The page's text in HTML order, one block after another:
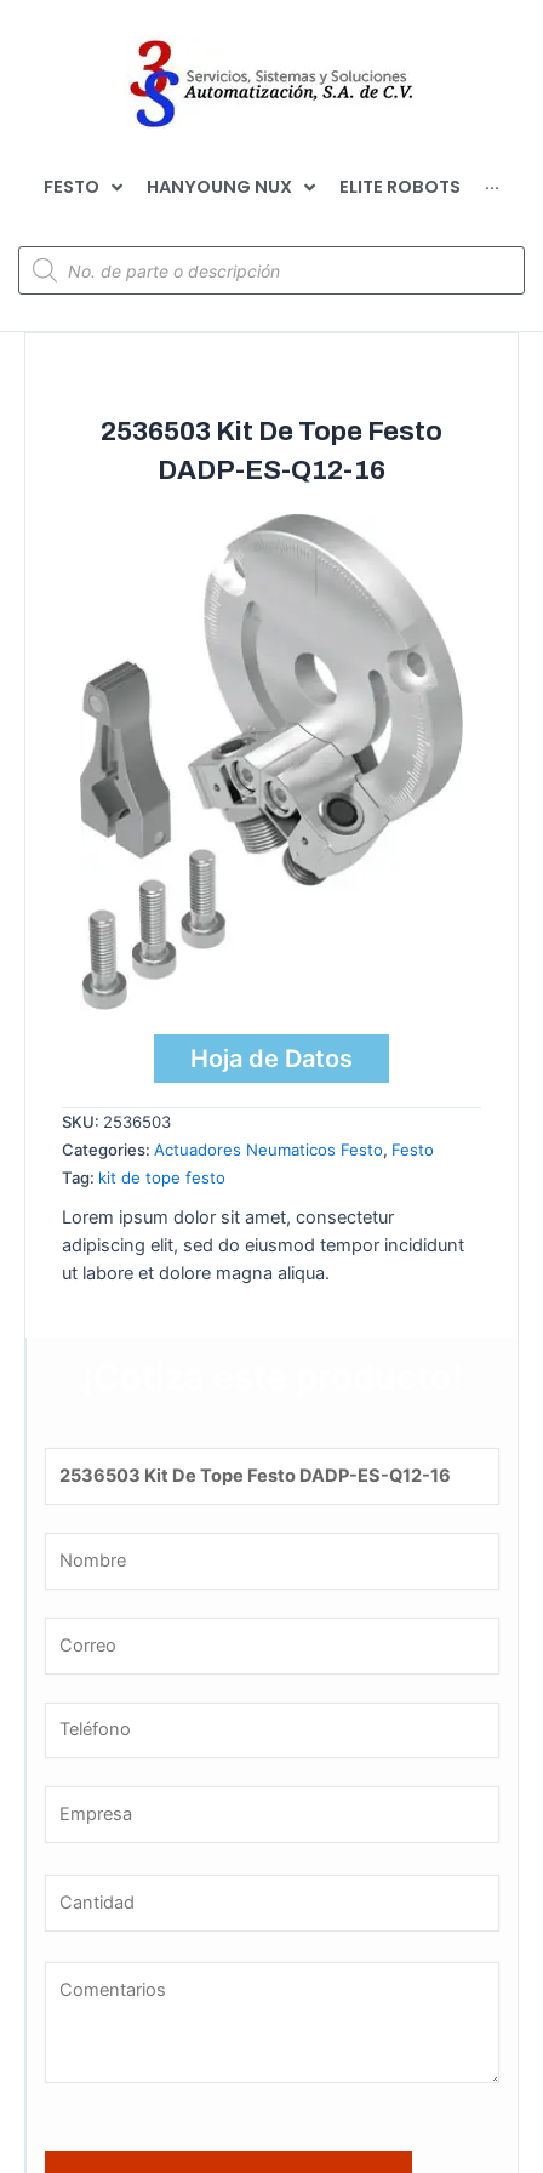
FESTO HANYOUNG NUX ELITE ROBOTS ···
2536503 Kit De Tope Festo
DADP-ES-Q12-16
Hoja de Datos
SKU: 2536503
Categories: Actuadores Neumaticos Festo, Festo
Tag: kit de tope festo
Lorem ipsum dolor sit amet, consectetur
adipiscing elit, sed do eiusmod tempor incididunt
ut labore et dolore magna aliqua.